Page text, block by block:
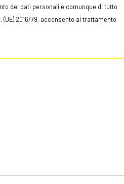
dei dati personali e comunque di tutto
(UE) 2016/79, acconsento al trattamento